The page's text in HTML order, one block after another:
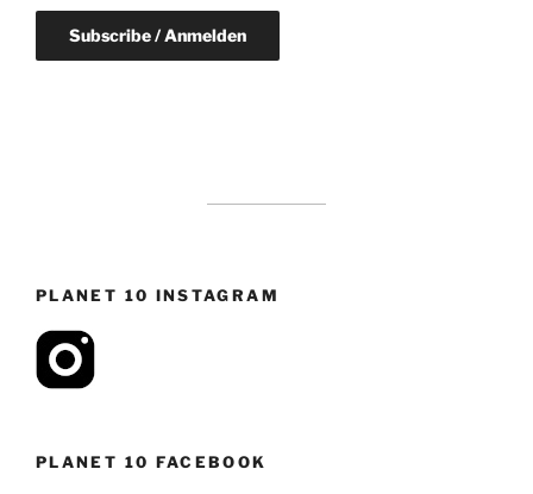
PLANET 10 INSTAGRAM
PLANET 10 FACEBOOK